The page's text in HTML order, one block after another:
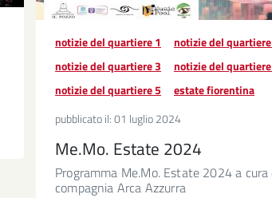
notizie del quartiere 1
notizie del
notizie del quartiere 3
notizie del
notizie del quartiere 5
estate fiorentina
pubblicato il:01 luglio 2024
Me.Mo. Estate 2024
Programma Me.Mo. Estate 2024 a
compagnia Arca Azzurra